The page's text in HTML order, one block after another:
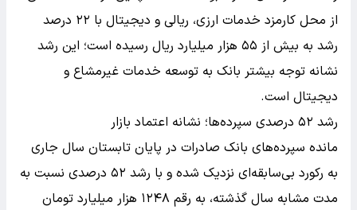
از محل کارمزد خدمات ارزی، ریالی و دیجیتال با ۲۲ درصد
رشد به بیش از ۵۵ هزار میلیارد ریال رسیده است؛ این رشد
نشانه توجه بیشتر بانک به توسعه خدمات غیرمشاع و
دیجیتال است.
رشد ۵۲ درصدی سپرده‌ها؛ نشانه اعتماد بازار
مانده سپرده‌های بانک صادرات در پایان تابستان سال جاری
به رکورد بی‌سابقه‌ای نزدیک شده و با رشد ۵۲ درصدی نسبت به
مدت مشابه سال گذشته، به رقم ۱۲۴۸ هزار میلیارد تومان